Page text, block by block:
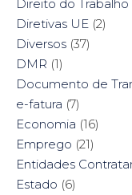
Direito do Trabalho
Diretivas UE (2)
Diversos (37)
DMR (1)
Documento de
e-fatura (7)
Economia (16)
Emprego (21)
Entidades
Estado (6)